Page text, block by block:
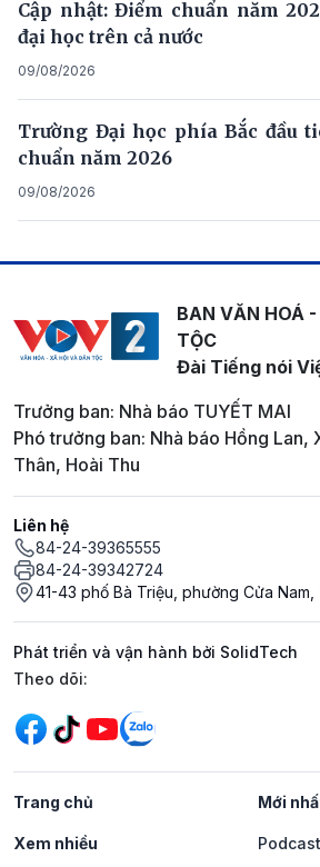
Cập nhật: Điểm chuẩn năm
đại học trên cả nước
09/08/2026
Trường Đại học phía Bắc đầu
chuẩn năm 2026
09/08/2026
BAN VĂN HOÁ
TỘC
Đài Tiếng nói
Trưởng ban: Nhà báo TUYẾT MAI
Phó trưởng ban: Nhà báo Hồng Lan,
Thân, Hoài Thu
Liên hệ
84-24-39365555
84-24-39342724
41-43 phố Bà Triệu, phường Cửa Nam,
Phát triển và vận hành bởi SolidTech
Mạng xã hội
Theo dõi:
Trang chủ Mới
Xem nhiều Podcast